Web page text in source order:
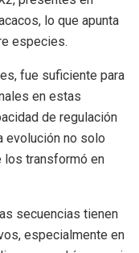
lo que apunta
especies.
fue suficiente para
en estas
de regulación
evolución no solo
los transformó en
secuencias tienen
especialmente en